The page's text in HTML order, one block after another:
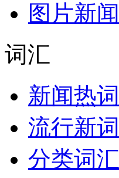
图片新闻
词汇
新闻热词
流行新词
分类词汇